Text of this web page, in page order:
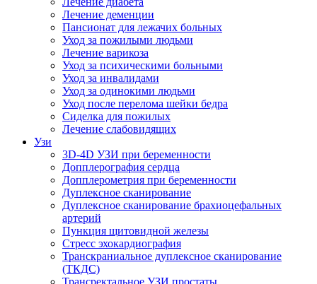
Лечение деменции
Пансионат для лежачих больных
Уход за пожилыми людьми
Лечение варикоза
Уход за психическими больными
Уход за инвалидами
Уход за одинокими людьми
Уход после перелома шейки бедра
Сиделка для пожилых
Лечение слабовидящих
Узи
3D-4D УЗИ при беременности
Допплерография сердца
Допплерометрия при беременности
Дуплексное сканирование
Дуплексное сканирование брахиоцефальных
артерий
Пункция щитовидной железы
Стресс эхокардиография
Транскраниальное дуплексное сканирование
(ТКДС)
Трансректальное УЗИ простаты